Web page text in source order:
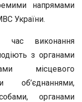
напрямами
України.
час виконання
з органами
місцевого
об’єднаннями,
органами